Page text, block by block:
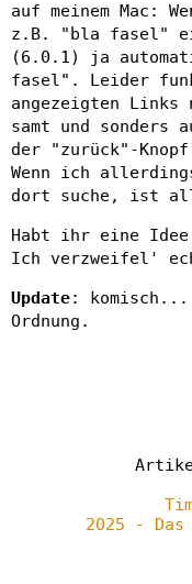
auf meinem Mac:
z.B. "bla fasel"
(6.0.1) ja
fasel". Leider
angezeigten Links
samt und sonders
der "zurück"-
Wenn ich
dort suche, ist
Habt ihr eine
Ich verzweifel'
Update:
Ordnung.
2025 -